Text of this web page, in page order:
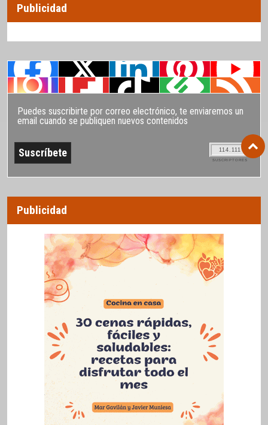
Publicidad
Puedes suscribirte por correo electrónico, te enviaremos un
email cuando se publiquen nuevos contenidos
114.111
SUSCRIPTORES
Publicidad